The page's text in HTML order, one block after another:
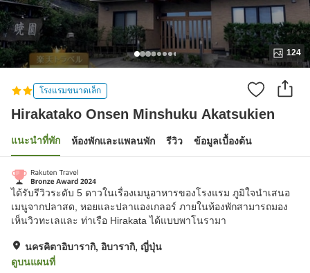
124
โรงแรมขนาดเล็ก
Hirakatako Onsen Minshuku Akatsukien
แนะนำที่พัก ห้องพักและแพลนพัก รีวิว ข้อมูลเบื้องต้น
ได้รับรีวิวระดับ 5 ดาวในเรื่องเมนูอาหารของโรงแรม ภูมิใจนำเสนอ
เมนูจากปลาสด, หอยและปลาแองเกลอร์ ภายในห้องพักสามารถมอง
เห็นวิวทะเลและ ท่าเรือ Hirakata ได้แบบพาโนรามา
นครคิตาอิบารากิ, อิบารากิ, ญี่ปุ่น
ดูบนแผนที่